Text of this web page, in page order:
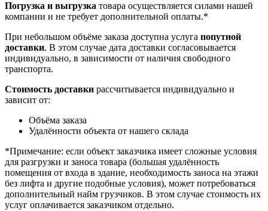
Погрузка и выгрузка товара осуществляется силами нашей
компании и не требует дополнительной оплаты.*
При небольшом объёме заказа доступна услуга попутной
доставки. В этом случае дата доставки согласовывается
индивидуально, в зависимости от наличия свободного
транспорта.
Стоимость доставки рассчитывается индивидуально и
зависит от:
Объёма заказа
Удалённости объекта от нашего склада
*Примечание: если объект заказчика имеет сложные условия
для разгрузки и заноса товара (большая удалённость
помещения от входа в здание, необходимость заноса на этажи
без лифта и другие подобные условия), может потребоваться
дополнительный найм грузчиков. В этом случае стоимость их
услуг оплачивается заказчиком отдельно.